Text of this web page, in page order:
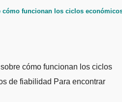
cómo funcionan los ciclos
cómo funcionan los ciclos
de fiabilidad Para encontrar